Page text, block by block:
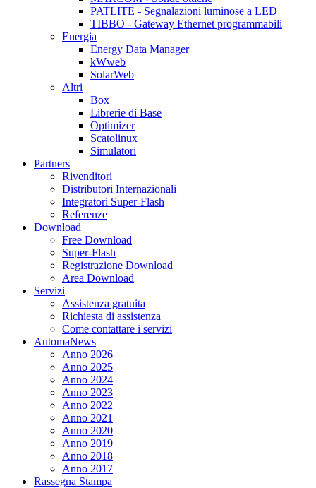
PATLITE - Segnalazioni luminose a LED
TIBBO - Gateway Ethernet programmabili
Energia
Energy Data Manager
kWweb
SolarWeb
Altri
Box
Librerie di Base
Optimizer
Scatolinux
Simulatori
Partners
Rivenditori
Distributori Internazionali
Integratori Super-Flash
Referenze
Download
Free Download
Super-Flash
Registrazione Download
Area Download
Servizi
Assistenza gratuita
Richiesta di assistenza
Come contattare i servizi
AutomaNews
Anno 2026
Anno 2025
Anno 2024
Anno 2023
Anno 2022
Anno 2021
Anno 2020
Anno 2019
Anno 2018
Anno 2017
Rassegna Stampa